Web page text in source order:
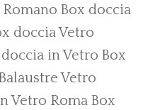
Box doccia
doccia Vetro
in Vetro Box
Vetro
Vetro Roma Box